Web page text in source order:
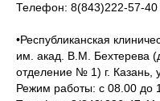
Телефон: 8(843)222-57-40
•Республиканская
им. акад. В.М. Бехтерева
отделение № 1) г. Казань,
Режим работы: с 08.00 до